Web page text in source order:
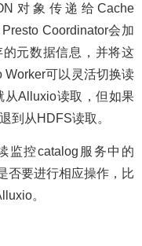
对象传递给Cache
Coordinator会加
元数据信息，并将这
Worker可以灵活切换读
从Alluxio读取，但如果
到从HDFS读取。
监控catalog服务中的
否要进行相应操作，比
。